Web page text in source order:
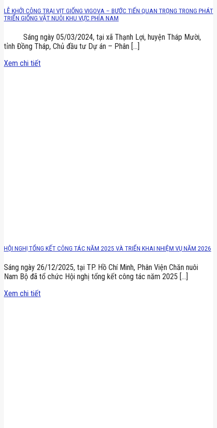
LỄ KHỞI CÔNG TRẠI VỊT GIỐNG VIGOVA – BƯỚC TIẾN QUAN TRỌNG TRONG PHÁT
TRIỂN GIỐNG VẬT NUÔI KHU VỰC PHÍA NAM
Sáng ngày 05/03/2024, tại xã Thạnh Lợi, huyện Tháp Mười,
tỉnh Đồng Tháp, Chủ đầu tư Dự án – Phân [...]
Xem chi tiết
HỘI NGHỊ TỔNG KẾT CÔNG TÁC NĂM 2025 VÀ TRIỂN KHAI NHIỆM VỤ NĂM 2026
Sáng ngày 26/12/2025, tại TP. Hồ Chí Minh, Phân Viện Chăn nuôi
Nam Bộ đã tổ chức Hội nghị tổng kết công tác năm 2025 [...]
Xem chi tiết